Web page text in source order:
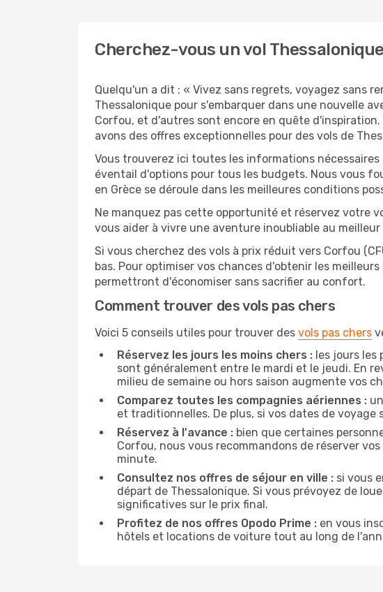
Cherchez-vous un vol
Quelqu'un a dit : « Vivez sans regrets, voyagez sans
Thessalonique pour s'embarquer dans une nouvelle
Corfou, et d'autres sont encore en quête
avons des offres exceptionnelles pour des vols de
Vous trouverez ici toutes les informations
éventail d'options pour tous les budgets. Nous vous
en Grèce se déroule dans les meilleures conditions
Ne manquez pas cette opportunité et réservez votre
vous aider à vivre une aventure inoubliable au meilleur
Si vous cherchez des vols à prix réduit vers Corfou
bas. Pour optimiser vos chances d'obtenir les
permettront d'économiser sans sacrifier au confort.
Comment trouver des vols pas chers
Voici 5 conseils utiles pour trouver des vols pas chers
Réservez les jours les moins chers : les jours les
sont généralement entre le mardi et le jeudi. En
milieu de semaine ou hors saison augmente vos
Comparez toutes les compagnies aériennes :
et traditionnelles. De plus, si vos dates de
Réservez à l'avance : bien que certaines
Corfou, nous vous recommandons de réserver
minute.
Consultez nos offres de séjour en ville : si vous
départ de Thessalonique. Si vous prévoyez de
significatives sur le prix final.
Profitez de nos offres Opodo Prime : en vous
hôtels et locations de voiture tout au long de